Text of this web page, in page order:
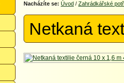
Nacházíte se: Úvod / Zahrádkářské
Netkaná